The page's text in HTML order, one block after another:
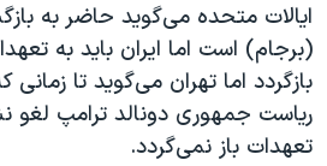
ایالات متحده می‌گوید حاضر به
(برجام) است اما ایران باید به
بازگردد اما تهران می‌گوید تا
ریاست جمهوری دونالد ترامپ لغو
تعهدات باز نمی‌گردد.